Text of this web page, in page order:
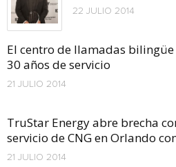
22 JULIO 2014
El centro de llamadas
30 años de servicio
21 JULIO 2014
TruStar Energy abre brecha
servicio de CNG en Orlando
21 JULIO 2014